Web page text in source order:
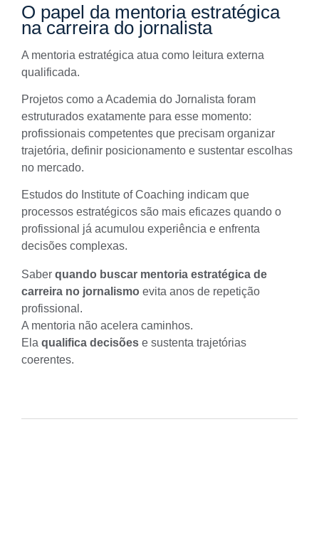
O papel da mentoria estratégica
na carreira do jornalista
A mentoria estratégica atua como leitura externa
qualificada.
Projetos como a Academia do Jornalista foram
estruturados exatamente para esse momento:
profissionais competentes que precisam organizar
trajetória, definir posicionamento e sustentar escolhas
no mercado.
Estudos do Institute of Coaching indicam que
processos estratégicos são mais eficazes quando o
profissional já acumulou experiência e enfrenta
decisões complexas.
Saber quando buscar mentoria estratégica de
carreira no jornalismo evita anos de repetição
profissional.
A mentoria não acelera caminhos.
Ela qualifica decisões e sustenta trajetórias
coerentes.